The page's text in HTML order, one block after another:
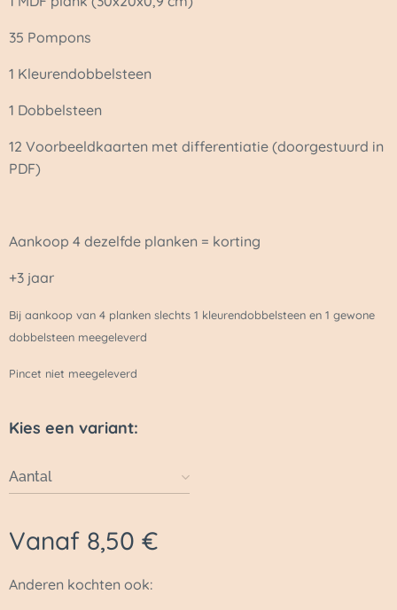
35 Pompons
1 Kleurendobbelsteen
1 Dobbelsteen
12 Voorbeeldkaarten met differentiatie (doorgestuurd in
PDF)
Aankoop 4 dezelfde planken = korting
+3 jaar
Bij aankoop van 4 planken slechts 1 kleurendobbelsteen en 1 gewone
dobbelsteen meegeleverd
Pincet niet meegeleverd
Kies een variant:
Aantal
Vanaf 8,50 €
Anderen kochten ook: